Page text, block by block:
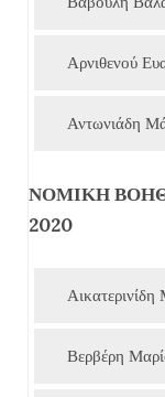
Αρνιθενού
Αντωνιάδη
ΝΟΜΙΚΗ
2020
Αικατερινίδη
Βερβέρη